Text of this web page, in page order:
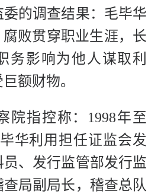
的调查结果：毛毕华
腐败贯穿职业生涯，长
务影响为他人谋取利
额财物。
院指控称：1998年至
华利用担任证监会发
、发行监管部发行监
局副局长，稽查总队